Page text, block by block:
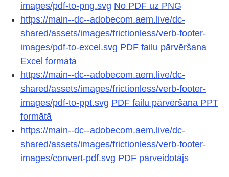
images/pdf-to-png.svg No PDF uz PNG
https://main--dc--adobecom.aem.live/dc-
shared/assets/images/frictionless/verb-footer-
images/pdf-to-excel.svg PDF failu pārvēršana
Excel formātā
https://main--dc--adobecom.aem.live/dc-
shared/assets/images/frictionless/verb-footer-
images/pdf-to-ppt.svg PDF failu pārvēršana PPT
formātā
https://main--dc--adobecom.aem.live/dc-
shared/assets/images/frictionless/verb-footer-
images/convert-pdf.svg PDF pārveidotājs